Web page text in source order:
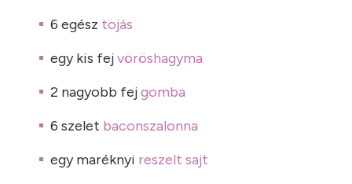
6 egész tojás
egy kis fejvöröshagyma
2 nagyobb fejgomba
6 szelet baconszalonna
egy maréknyi reszelt sajt